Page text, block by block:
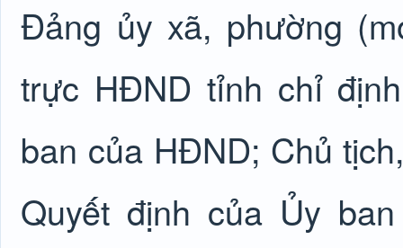
Đảng ủy xã, phường
trực HĐND tỉnh chỉ
ban của HĐND; Chủ
Quyết định của Ủy